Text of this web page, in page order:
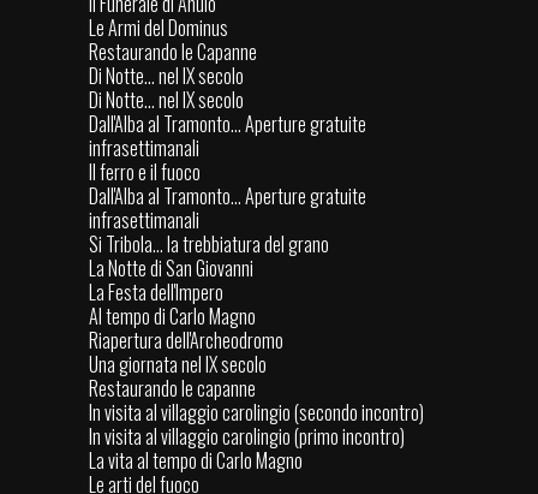
Le Armi del Dominus
Restaurando le Capanne
Di Notte... nel IX secolo
Di Notte... nel IX secolo
Dall'Alba al Tramonto... Aperture gratuite
infrasettimanali
Il ferro e il fuoco
Dall'Alba al Tramonto... Aperture gratuite
infrasettimanali
Si Tribola... la trebbiatura del grano
La Notte di San Giovanni
La Festa dell'Impero
Al tempo di Carlo Magno
Riapertura dell'Archeodromo
Una giornata nel IX secolo
Restaurando le capanne
In visita al villaggio carolingio (secondo incontro)
In visita al villaggio carolingio (primo incontro)
La vita al tempo di Carlo Magno
Le arti del fuoco